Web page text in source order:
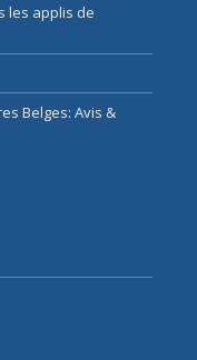
les applis de
Belges: Avis &